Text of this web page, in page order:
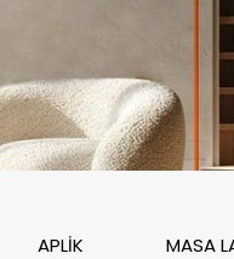
APLİK MASA